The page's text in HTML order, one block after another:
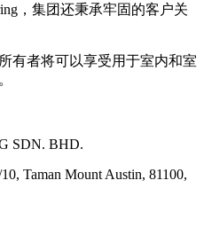
，集团还秉承牢固的客户关
有者将可以享受用于室内和室
SDN. BHD.
Taman Mount Austin, 81100,